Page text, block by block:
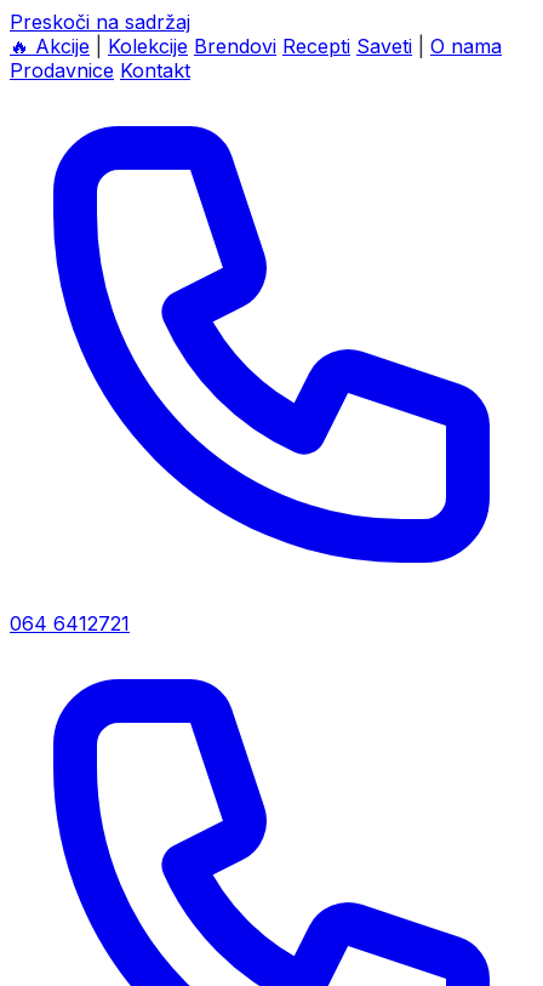
Preskoči na sadržaj
🔥 Akcije Kolekcije Brendovi Recepti Saveti
O nama
Prodavnice Kontakt
064 6412721